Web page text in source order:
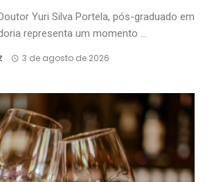
Yuri Silva Portela, pós-graduado em
representa um momento ...
3 de agosto de 2026